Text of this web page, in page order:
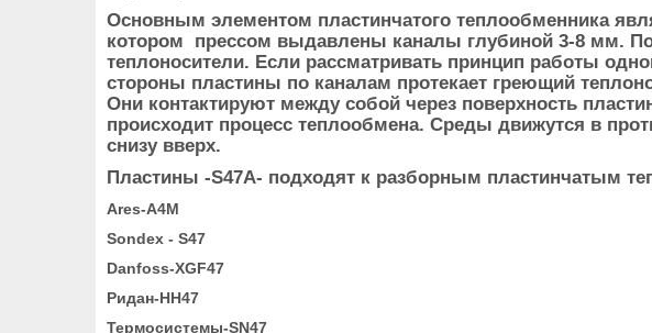
Основным элементом пластинчатого теплообменника
котором прессом выдавлены каналы глубиной 3-8 мм.
теплоносители. Если рассматривать принцип работы
стороны пластины по каналам протекает греющий
Они контактируют между собой через поверхность
происходит процесс теплообмена. Среды движутся в
снизу вверх.
Пластины -S47A- подходят к разборным пластинчатым
Ares-A4М
Sondex - S47
Danfoss-XGF47
Ридан-HH47
Термосистемы-SN47